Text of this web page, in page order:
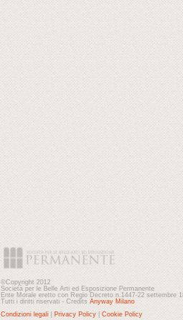
©Copyright 2012
Società per le Belle Arti ed Esposizione Permanente
Ente Morale eretto con Regio Decreto n.1447-22 settembre
Tutti i diritti riservati - Credits Anyway Milano
Condizioni legali
Privacy Policy Cookie Policy